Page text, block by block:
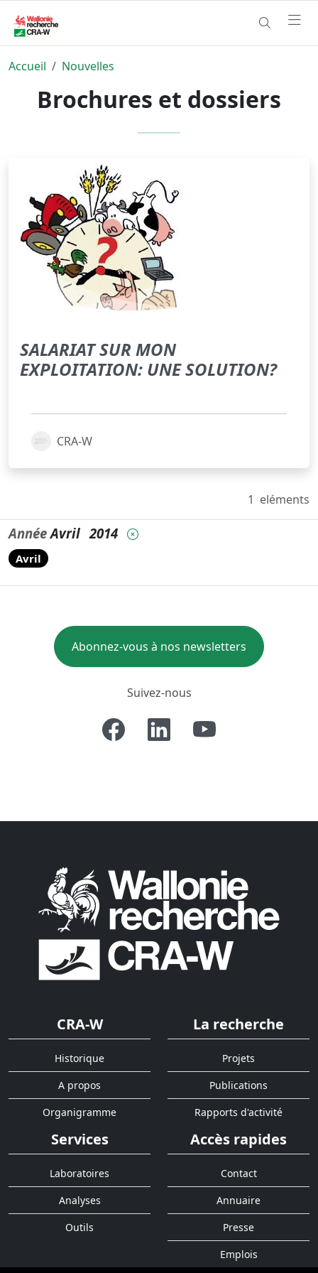
Accueil Nouvelles
Brochures et dossiers
SALARIAT SUR MON
EXPLOITATION: UNE SOLUTION?
CRA-W
1 eléments
AnnéeAvril 2014
Avril
Abonnez-vous à nos newsletters
Suivez-nous
CRA-W
Historique
A propos
Organigramme
La recherche
Projets
Publications
Rapports d'activité
Services
Laboratoires
Analyses
Outils
Accès rapides
Contact
Annuaire
Presse
Emplois